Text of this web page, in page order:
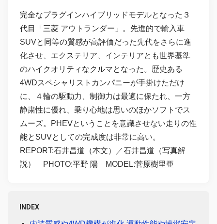
完全なプラグインハイブリッドモデルとなった３
代目「三菱 アウトランダー」。先進的で輸入車
SUVと同等の質感が高評価だった先代をさらに進
化させ、エクステリア、インテリアとも世界基準
のハイクオリティなクルマとなった。歴史ある
4WDスペシャリストカンパニーが手掛けただけ
に、４輪の駆動力、制御力は最適に保たれ、一方
静粛性に優れ、乗り心地は思いのほかソフトでス
ムーズ。PHEVということを意識させない走りの性
能とSUVとしての完成度は非常に高い。
REPORT:石井昌道（本文）／石井昌道（写真解
説） PHOTO:平野 陽 MODEL:菅原樹里亜
INDEX